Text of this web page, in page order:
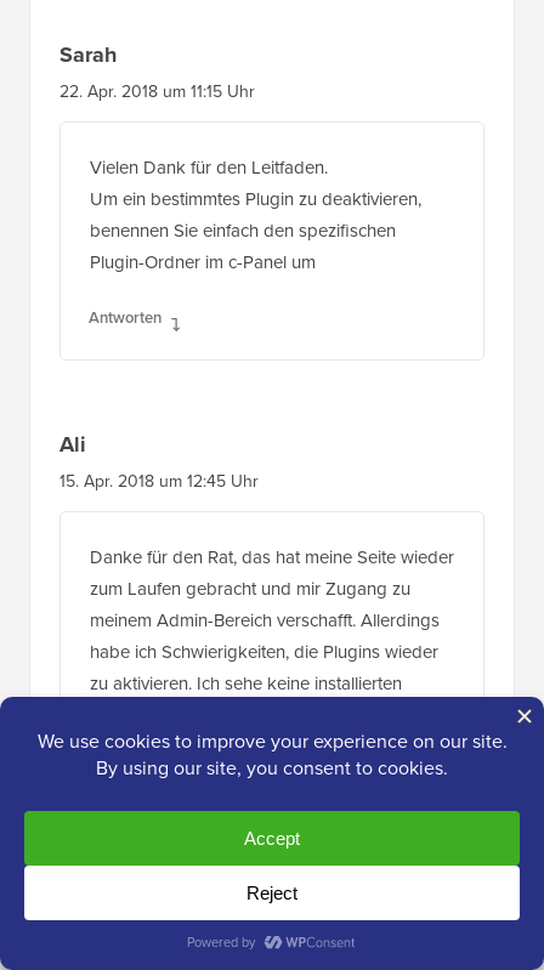
Sarah
22. Apr. 2018 um 11:15 Uhr
Vielen Dank für den Leitfaden.
Um ein bestimmtes Plugin zu deaktivieren,
benennen Sie einfach den spezifischen
Plugin-Ordner im c-Panel um
Antworten
Ali
15. Apr. 2018 um 12:45 Uhr
Danke für den Rat, das hat meine Seite wieder
zum Laufen gebracht und mir Zugang zu
meinem Admin-Bereich verschafft. Allerdings
habe ich Schwierigkeiten, die Plugins wieder
zu aktivieren. Ich sehe keine installierten
installieren, erhalte ich die Meldung
„Verzeichnis kann nicht erstellt werden“
Irgendwelche Ideen?
Nochmals vielen Dank,